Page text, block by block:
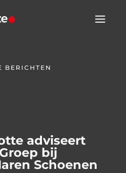
BERICHTEN
adviseert
bij
Schoenen